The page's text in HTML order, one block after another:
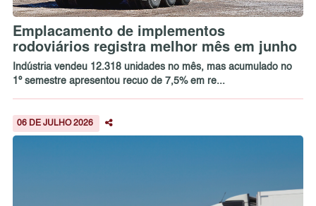
Emplacamento de implementos
rodoviários registra melhor mês em junho
Indústria vendeu 12.318 unidades no mês, mas acumulado no
1º semestre apresentou recuo de 7,5% em re...
06 DE JULHO 2026